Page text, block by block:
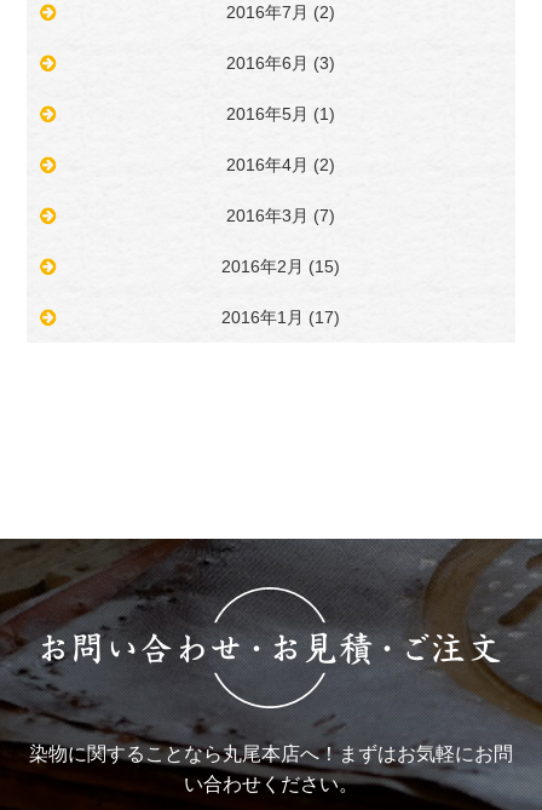
2016年7月 (2)
2016年6月 (3)
2016年5月 (1)
2016年4月 (2)
2016年3月 (7)
2016年2月 (15)
2016年1月 (17)
染物に関することなら丸尾本店へ！まずはお気軽にお問
い合わせください。